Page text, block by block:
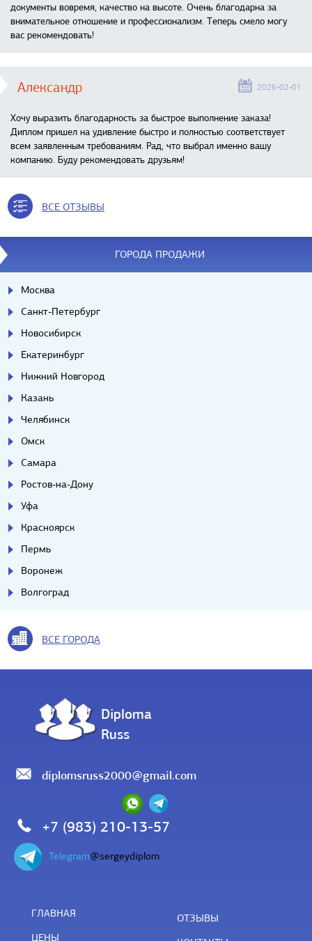
документы вовремя, качество на высоте. Очень благодарна за
внимательное отношение и профессионализм. Теперь смело могу
вас рекомендовать!
Александр 2026-02-01
Хочу выразить благодарность за быстрое выполнение заказа!
Диплом пришел на удивление быстро и полностью соответствует
всем заявленным требованиям. Рад, что выбрал именно вашу
компанию. Буду рекомендовать друзьям!
ВСЕ ОТЗЫВЫ
ГОРОДА ПРОДАЖИ
Москва
Санкт-Петербург
Новосибирск
Екатеринбург
Нижний Новгород
Казань
Челябинск
Омск
Самара
Ростов-на-Дону
Уфа
Красноярск
Пермь
Воронеж
Волгоград
ВСЕ ГОРОДА
Diploma
Russ
diplomsruss2000@gmail.com
+7 (983) 210-13-57
Telegram@sergeydiplom
ГЛАВНАЯ
ЦЕНЫ
ОТЗЫВЫ